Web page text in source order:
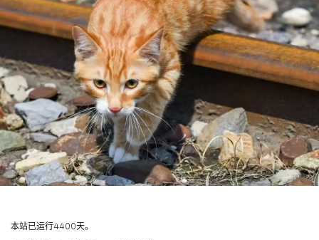
本站已运行4400天。